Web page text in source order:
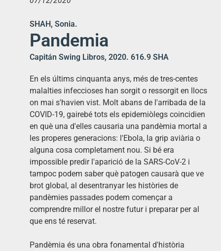
SHAH, Sonia.
Pandemia
Capitán Swing Libros, 2020. 616.9 SHA
En els últims cinquanta anys, més de tres-centes
malalties infeccioses han sorgit o ressorgit en llocs
on mai s'havien vist. Molt abans de l'arribada de la
COVID-19, gairebé tots els epidemiòlegs coincidien
en què una d'elles causaria una pandèmia mortal a
les properes generacions: l'Ebola, la grip aviària o
alguna cosa completament nou. Si bé era
impossible predir l'aparició de la SARS-CoV-2 i
tampoc podem saber què patogen causarà que ve
brot global, al desentranyar les històries de
pandèmies passades podem començar a
comprendre millor el nostre futur i preparar per al
que ens té reservat.
Pandèmia és una obra fonamental d'història